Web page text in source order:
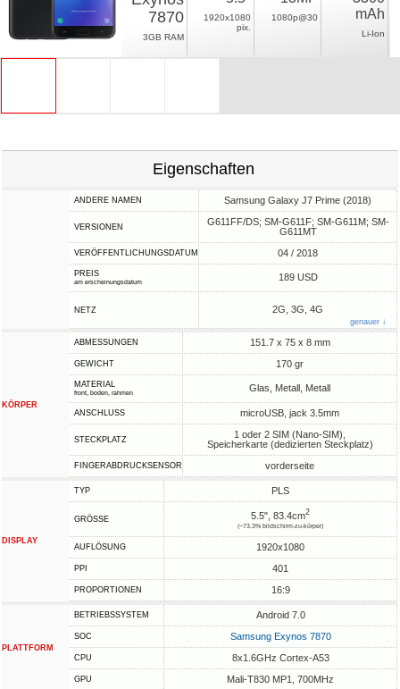
7870
3GB RAM
1920x1080
pix.
1080p@30
mAh
Li-Ion
Eigenschaften
ANDERE NAMEN Samsung Galaxy J7 Prime (2018)
VERSIONEN
G611FF/DS; SM-G611F; SM-G611M; SM-
G611MT
VERÖFFENTLICHUNGSDATUM 04 / 2018
PREIS
am erscheinungsdatum 189 USD
NETZ 2G, 3G, 4G
genauer ↓
KÖRPER
ABMESSUNGEN 151.7 x 75 x 8 mm
GEWICHT 170 gr
MATERIAL
front, boden, rahmen Glas, Metall, Metall
ANSCHLUSS microUSB, jack 3.5mm
STECKPLATZ
1 oder 2 SIM (Nano-SIM),
Speicherkarte (dedizierten Steckplatz)
FINGERABDRUCKSENSOR vorderseite
DISPLAY
TYP PLS
GRÖSSE 5.5", 83.4cm2
(~73.3% bildschirm-zu-körper)
AUFLÖSUNG 1920x1080
PPI 401
PROPORTIONEN 16:9
PLATTFORM
BETRIEBSSYSTEM Android 7.0
SOC Samsung Exynos 7870
CPU 8x1.6GHz Cortex-A53
GPU Mali-T830 MP1, 700MHz